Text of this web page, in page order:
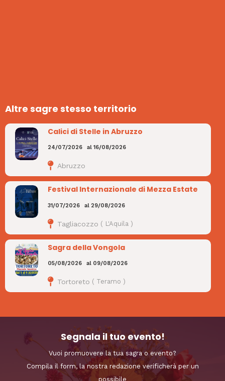
Altre sagre stesso territorio
Calici di Stelle in Abruzzo
24/07/2026 al16/08/2026
Abruzzo
Festival Internazionale di Mezza Estate
31/07/2026 al 29/08/2026
Tagliacozzo ( L'Aquila )
Sagra della Vongola
05/08/2026 al 09/08/2026
Tortoreto ( Teramo )
Segnala il tuo evento!
Vuoi promuovere la tua sagra o evento?
Compila il form, la nostra redazione verificherà per un
possibile